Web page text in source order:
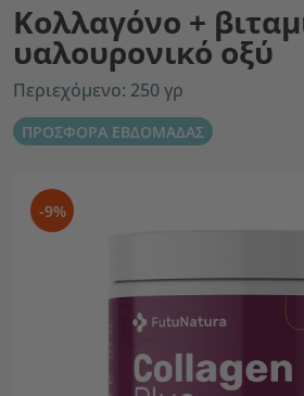
Κολλαγόνο +
υαλουρονικό οξύ
Περιεχόμενο: 250 γρ
ΠΡΟΣΦΟΡΑ ΕΒΔΟΜΑΔΑΣ
-9%